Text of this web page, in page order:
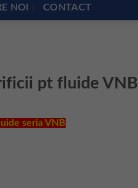
NOI CONTACT
pt fluide VNB
seria VNB